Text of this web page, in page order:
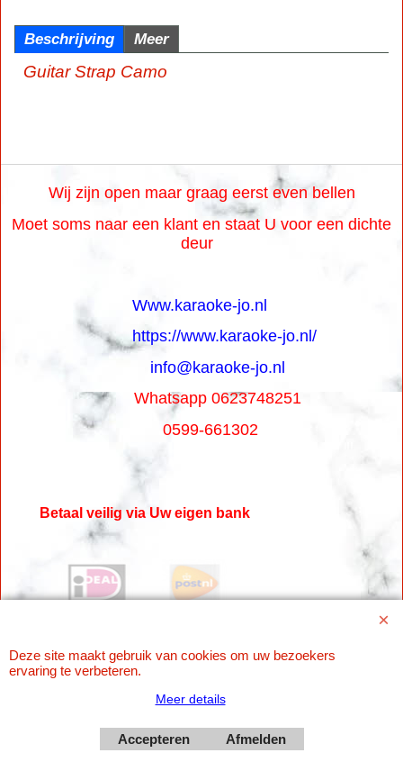
Beschrijving Meer
Guitar Strap Camo
Wij zijn open maar graag eerst even bellen
Moet soms naar een klant en staat U voor een dichte
deur
Www.karaoke-jo.nl
https://www.karaoke-jo.nl/
info@karaoke-jo.nl
Whatsapp 0623748251
0599-661302
Betaal veilig via Uw eigen bank
Webwinkel gemaakt met
ShopFactory webwinkel
software.
Deze site maakt gebruik van cookies om uw bezoekers
ervaring te verbeteren.
Meer details
Accepteren Afmelden